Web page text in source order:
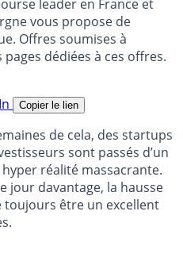
leader en France et
vous propose de
Offres soumises à
dédiées à ces offres.
Copier le lien
de cela, des startups
sont passés d’un
réalité massacrante.
jour davantage, la hausse
toujours être un excellent